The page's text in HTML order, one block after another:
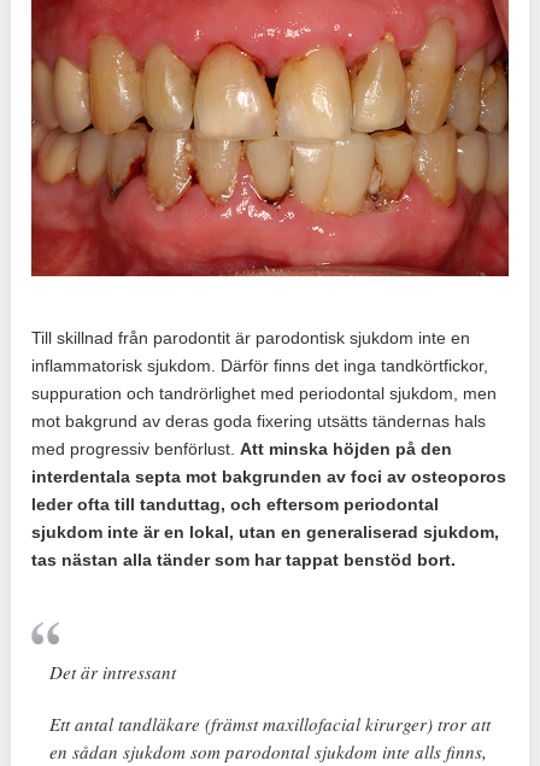
Till skillnad från parodontit är parodontisk sjukdom inte en
inflammatorisk sjukdom. Därför finns det inga tandkörtfickor,
suppuration och tandrörlighet med periodontal sjukdom, men
mot bakgrund av deras goda fixering utsätts tändernas hals
med progressiv benförlust.Att minska höjden på den
interdentala septa mot bakgrunden av foci av osteoporos
leder ofta till tanduttag, och eftersom periodontal
sjukdom inte är en lokal, utan en generaliserad sjukdom,
tas nästan alla tänder som har tappat benstöd bort.
Det är intressant
Ett antal tandläkare (främst maxillofacial kirurger) tror att
en sådan sjukdom som parodontal sjukdom inte alls finns,